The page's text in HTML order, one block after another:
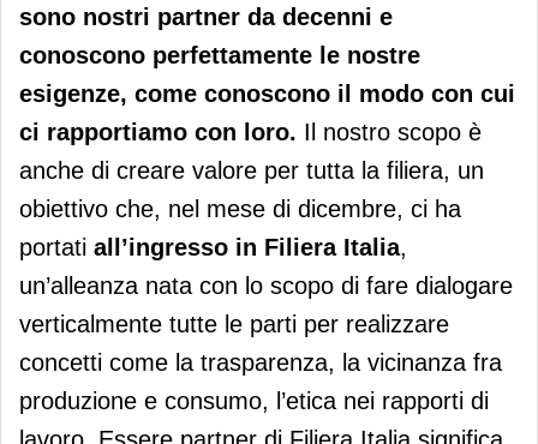
sono nostri partner da decenni e
conoscono perfettamente le nostre
esigenze, come conoscono il modo con cui
ci rapportiamo con loro. Il nostro scopo è
anche di creare valore per tutta la filiera, un
obiettivo che, nel mese di dicembre, ci ha
portati all’ingresso in Filiera Italia,
un’alleanza nata con lo scopo di fare dialogare
verticalmente tutte le parti per realizzare
concetti come la trasparenza, la vicinanza fra
produzione e consumo, l’etica nei rapporti di
lavoro. Essere partner di Filiera Italia significa